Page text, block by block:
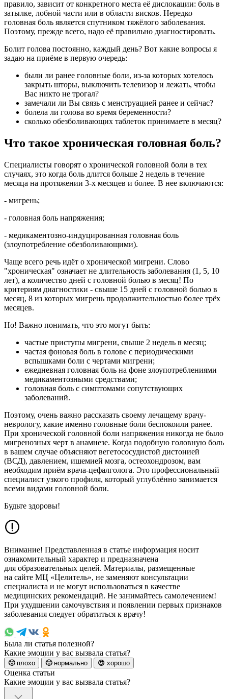
правило, зависит от конкретного места её дислокации: боль в
затылке, лобной части или в области висков. Нередко
головная боль является спутником тяжёлого заболевания.
Поэтому, прежде всего, надо её правильно диагностировать.
Болит голова постоянно, каждый день? Вот какие вопросы я
задаю на приёме в первую очередь:
были ли ранее головные боли, из-за которых хотелось
закрыть шторы, выключить телевизор и лежать, чтобы
Вас никто не трогал?
замечали ли Вы связь с менструацией ранее и сейчас?
болела ли голова во время беременности?
сколько обезболивающих таблеток принимаете в месяц?
Что такое хроническая головная боль?
Специалисты говорят о хронической головной боли в тех
случаях, это когда боль длится больше 2 недель в течение
месяца на протяжении 3-х месяцев и более. В нее включаются:
- мигрень;
- головная боль напряжения;
- медикаментозно-индуцированная головная боль
(злоупотребление обезболивающими).
Чаще всего речь идёт о хронической мигрени. Слово
"хроническая" означает не длительность заболевания (1, 5, 10
лет), а количество дней с головной болью в месяц! По
критериям диагностики - свыше 15 дней с головной болью в
месяц, 8 из которых мигрень продолжительностью более трёх
месяцев.
Но! Важно понимать, что это могут быть:
частые приступы мигрени, свыше 2 недель в месяц;
частая фоновая боль в голове с периодическими
вспышками боли с чертами мигрени;
ежедневная головная боль на фоне злоупотреблениями
медикаментозными средствами;
головная боль с симптомами сопутствующих
заболеваний.
Поэтому, очень важно рассказать своему лечащему врачу-
неврологу, какие именно головные боли беспокоили ранее.
При хронической головной боли напряжения никогда не было
мигренозных черт в анамнезе. Когда подобную головную боль
в вашем случае объясняют вегетососудистой дистонией
(ВСД), давлением, ишемией мозга, остеохондрозом, вам
необходим приём врача-цефалголога. Это профессиональный
специалист узкого профиля, который углублённо занимается
всеми видами головной боли.
Будьте здоровы!
Внимание! Представленная в статье информация носит
ознакомительный характер и предназначена
для образовательных целей. Материалы, размещенные
на сайте МЦ «Целитель», не заменяют консультации
специалиста и не могут использоваться в качестве
медицинских рекомендаций. Не занимайтесь самолечением!
При ухудшении самочувствия и появлении первых признаков
заболевания следует обратиться к врачу!
Была ли статья полезной?
Какие эмоции у вас вызвала статья?
🙁 плохо 🙂 нормально 😍 хорошо
Оценка статьи
Какие эмоции у вас вызвала статья?